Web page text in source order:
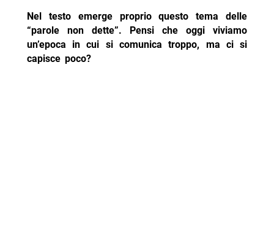
Nel testo emerge proprio questo tema delle
“parole non dette”. Pensi che oggi viviamo
un’epoca in cui si comunica troppo, ma ci si
capisce poco?